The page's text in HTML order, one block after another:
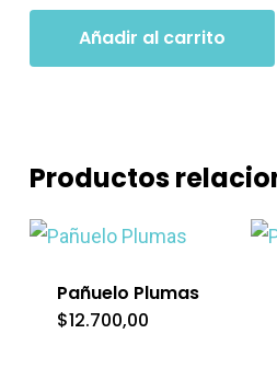
Añadir al carrito
Productos
Pañuelo Plumas
$12.700,00